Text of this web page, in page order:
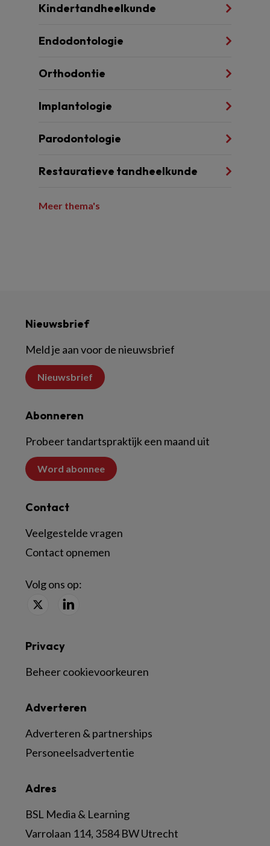
Kindertandheelkunde
Endodontologie
Orthodontie
Implantologie
Parodontologie
Restauratieve tandheelkunde
Meer thema's
Nieuwsbrief
Meld je aan voor de nieuwsbrief
Nieuwsbrief
Abonneren
Probeer tandartspraktijk een maand uit
Word abonnee
Contact
Veelgestelde vragen
Contact opnemen
Volg ons op:
Adres
BSL Media & Learning
Varrolaan 114, 3584 BW Utrecht
Adverteren
Adverteren & partnerships
Personeelsadvertentie
Privacy
Beheer cookievoorkeuren